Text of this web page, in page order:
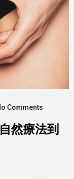
Comments
然療法到